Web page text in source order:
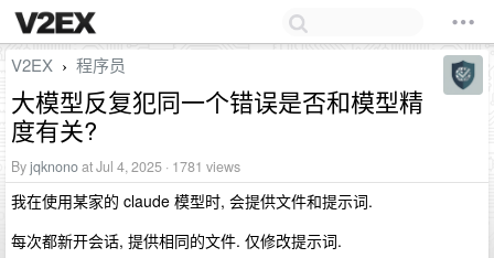
V2EX › 程序员
大模型反复犯同一个错误是否和模型精
度有关?
Byjqknonoat Jul 4, 2025 · 1781 views
我在使用某家的 claude 模型时, 会提供文件和提示词.
每次都新开会话, 提供相同的文件. 仅修改提示词.